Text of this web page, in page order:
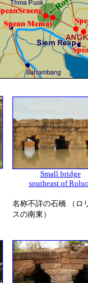
Small bridge
southeast of
名称不詳の石橋 （ロ
スの南東）